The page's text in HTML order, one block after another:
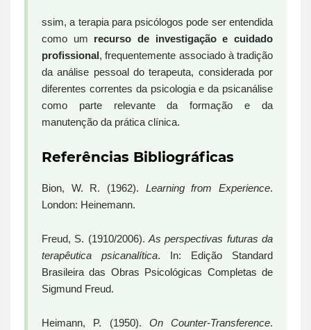
ssim, a terapia para psicólogos pode ser entendida
como um recurso de investigação e cuidado
profissional, frequentemente associado à tradição
da análise pessoal do terapeuta, considerada por
diferentes correntes da psicologia e da psicanálise
como parte relevante da formação e da
manutenção da prática clínica.
Referências Bibliográficas
Bion, W. R. (1962). Learning from Experience.
London: Heinemann.
Freud, S. (1910/2006). As perspectivas futuras da
terapêutica psicanalítica. In: Edição Standard
Brasileira das Obras Psicológicas Completas de
Sigmund Freud.
Heimann, P. (1950). On Counter-Transference.